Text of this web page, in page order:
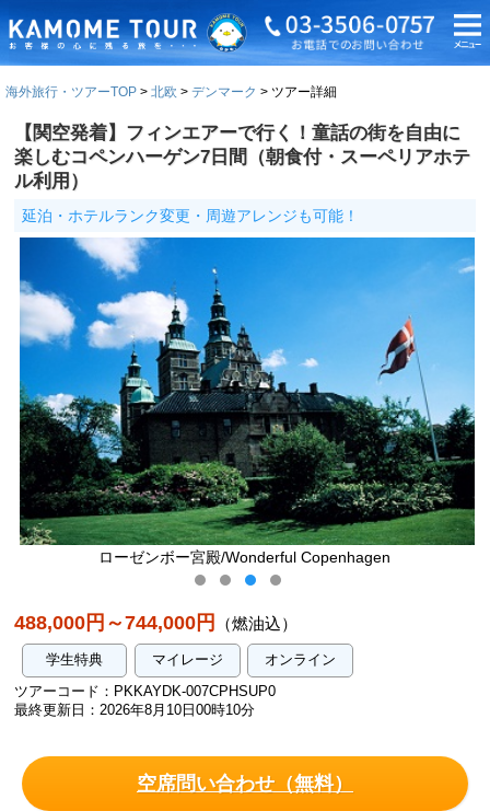
海外旅行・ツアーTOP 北欧 デンマーク ツアー詳細
【関空発着】フィンエアーで行く！童話の街を自由に
楽しむコペンハーゲン7日間（朝食付・スーペリアホテ
ル利用）
延泊・ホテルランク変更・周遊アレンジも可能！
ローゼンボー宮殿/Wonderful Copenhagen
488,000円～744,000円 （燃油込）
学生特典 マイレージ
オンライン
ツアーコード：PKKAYDK-007CPHSUP0
最終更新日：2026年8月10日00時10分
空席問い合わせ（無料）